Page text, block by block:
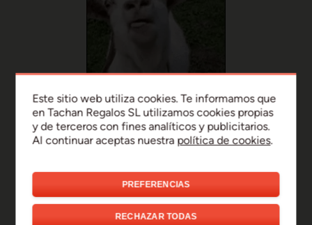
¡Uy, disculpa!
Este sitio web utiliza cookies. Te informamos que
en Tachan Regalos SL utilizamos cookies propias
y de terceros con fines analíticos y publicitarios.
Al continuar aceptas nuestra política de cookies.
PREFERENCIAS
RECHAZAR TODAS